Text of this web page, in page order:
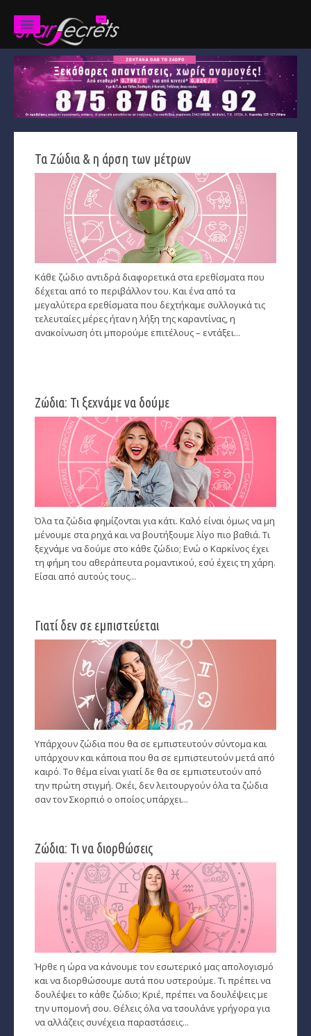
Προβλέψεις
Χαρακτηριστικά
Καρκίνος
Παρθένος
Ινδιάνικο Ωροσκόπιο
Κέλτικο Ωροσκόπιο
Ερωτική Συναστρία
Εύρεση Ωροσκόπου
Αστρολογικός Χάρτης
Μεταφυσική
Ζώδια και διασκέσαση
Ζώδια και δυσκολίες
Ζώδια και έρωτας
Ζώδια και μόδα
­Ζώδια και ταξίδια
­Ζώδια και οικογένεια
­Ζώδια και αθλητισμός
Τα Ζώδια & η άρση των μέτρων
Κάθε ζώδιο αντιδρά διαφορετικά στα ερεθίσματα που
δέχεται από το περιβάλλον του. Και ένα από τα
μεγαλύτερα ερεθίσματα που δεχτήκαμε συλλογικά τις
τελευταίες μέρες ήταν η λήξη της καραντίνας, η
ανακοίνωση ότι μπορούμε επιτέλους – εντάξει...
Ζώδια: Τι ξεχνάμε να δούμε
Όλα τα ζώδια φημίζονται για κάτι. Καλό είναι όμως να μη
μένουμε στα ρηχά και να βουτήξουμε λίγο πιο βαθιά. Τι
ξεχνάμε να δούμε στο κάθε ζώδιο; Ενώ ο Καρκίνος έχει
τη φήμη του αθεράπευτα ρομαντικού, εσύ έχεις τη χάρη.
Είσαι από αυτούς τους...
Γιατί δεν σε εμπιστεύεται
Υπάρχουν ζώδια που θα σε εμπιστευτούν σύντομα και
υπάρχουν και κάποια που θα σε εμπιστευτούν μετά από
καιρό. Το θέμα είναι γιατί δε θα σε εμπιστευτούν από
την πρώτη στιγμή. Οκέι, δεν λειτουργούν όλα τα ζώδια
σαν τον Σκορπιό ο οποίος υπάρχει...
Ζώδια: Τι να διορθώσεις
Ήρθε η ώρα να κάνουμε τον εσωτερικό μας απολογισμό
και να διορθώσουμε αυτά που υστερούμε. Τι πρέπει να
δουλέψει το κάθε ζώδιο; Κριέ, πρέπει να δουλέψεις με
την υπομονή σου. Θέλεις όλα να τσουλάνε γρήγορα για
να αλλάζεις συνέχεια παραστάσεις...